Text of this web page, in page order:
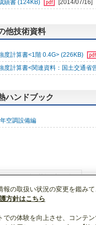
績書 (124KB) [2014/07/16]
他技術資料
度計算書<1階 0.4G> (226KB)
度計算書<関連資料：国土交通省
ハンドブック
空調設備編
ップ 製品情報
報の取扱い状況の変更を鑑み
方針はこちら
での体験を向上させ、コンテ